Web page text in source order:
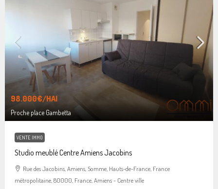
98.000€/HAI
Proche place Gambetta
VENTE IMMO
Studio meublé Centre Amiens Jacobins
Rue des Jacobins, Amiens, Somme, Hauts-de-France, France
métropolitaine, 80000, France, Amiens - Centre ville